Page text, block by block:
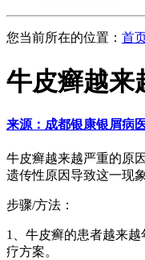
您当前所在的位置： 首
牛皮癣越来
来源：成都银康银屑病
牛皮癣越来越严重的原
遗传性原因导致这一现
步骤/方法：
1、牛皮癣的患者越来
疗方案。